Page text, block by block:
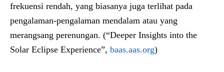
frekuensi rendah, yang biasanya juga terlihat pada
pengalaman-pengalaman mendalam atau yang
merangsang perenungan. (“Deeper Insights into the
Solar Eclipse Experience”, baas.aas.org)